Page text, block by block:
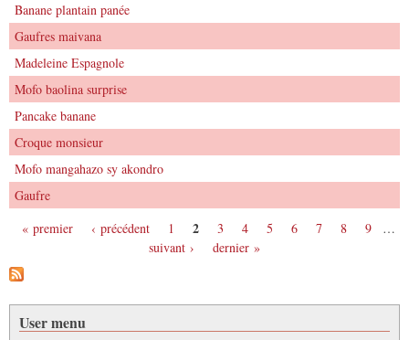
Banane plantain panée
Gaufres maivana
Madeleine Espagnole
Mofo baolina surprise
Pancake banane
Croque monsieur
Mofo mangahazo sy akondro
Gaufre
Pages
« premier ‹ précédent 1 2 3 4 5 6 7 8 9
…
suivant ›
dernier »
User menu